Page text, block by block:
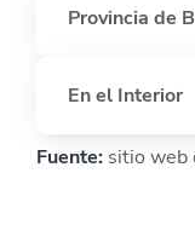
Provincia de
En el Interior
Fuente: sitio web